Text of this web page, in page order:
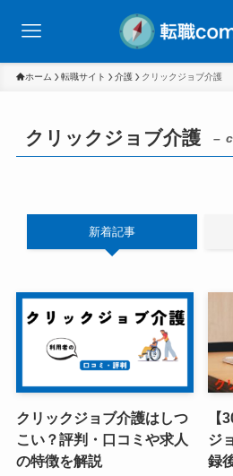
ホーム 転職サイト 介護 クリックジョブ介護
クリックジョブ介護 –
新着記事
クリックジョブ介護はしつ
こい？評判・口コミや求人
の特徴を解説
【
ジ
録